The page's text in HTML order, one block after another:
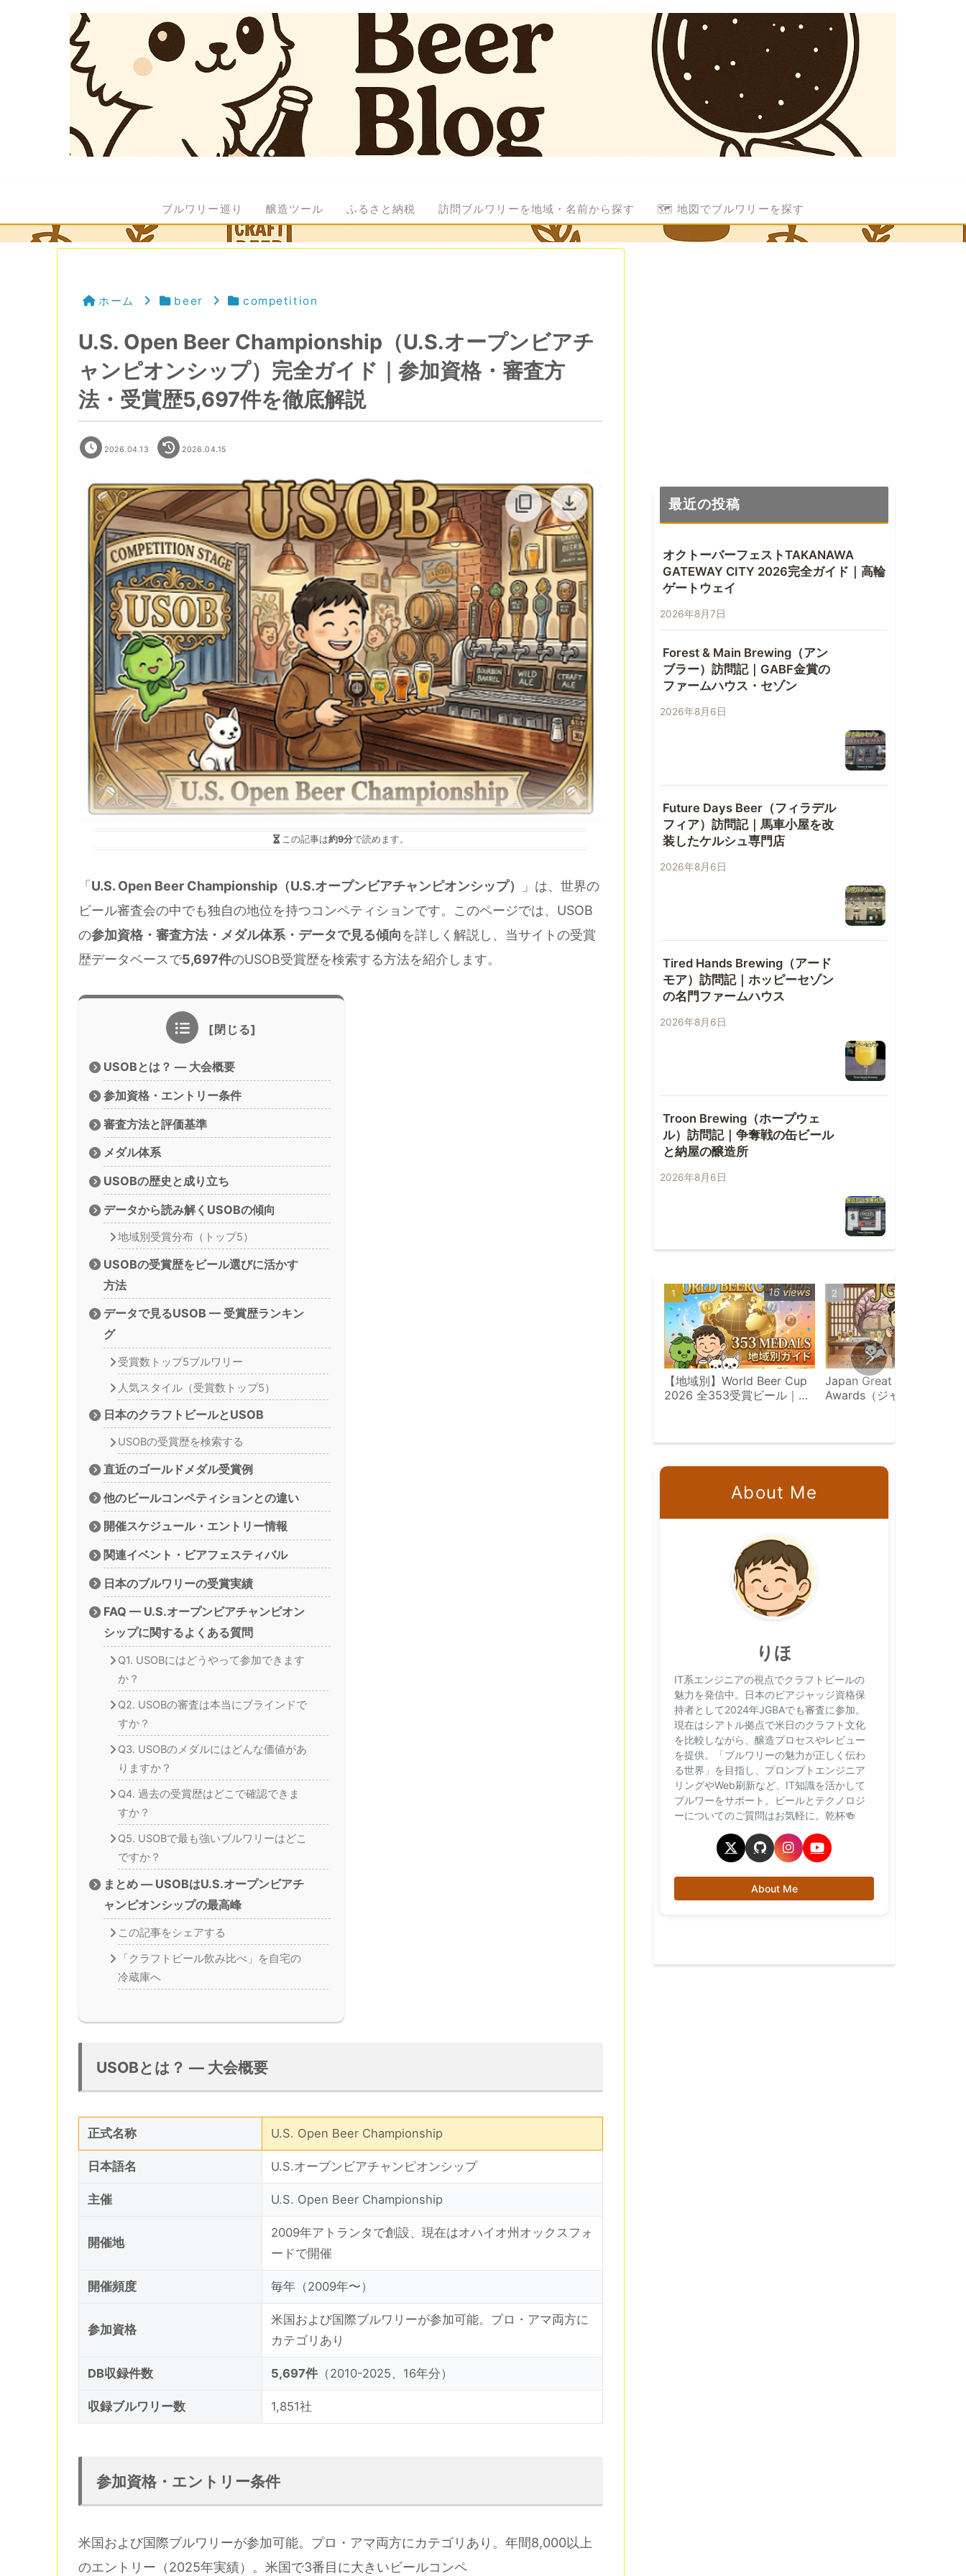
ブルワリー巡り 醸造ツール ふるさと納税 訪問ブルワリーを地域・名前から探す 🗺️ 地図でブルワリーを探す
ホーム beer competition
U.S. Open Beer Championship（U.S.オープンビアチ
ャンピオンシップ）完全ガイド｜参加資格・審査方
法・受賞歴5,697件を徹底解説
2026.04.13 2026.04.15
この記事は約9分で読めます。
「U.S. Open Beer Championship（U.S.オープンビアチャンピオンシップ）
」は、世界の
ビール審査会の中でも独自の地位を持つコンペティションです。このページでは、USOB
の参加資格・審査方法・メダル体系・データで見る傾向を詳しく解説し、当サイトの受賞
歴データベースで5,697件のUSOB受賞歴を検索する方法を紹介します。
USOBとは？ — 大会概要
参加資格・エントリー条件
審査方法と評価基準
メダル体系
USOBの歴史と成り立ち
データから読み解くUSOBの傾向
地域別受賞分布（トップ5）
USOBの受賞歴をビール選びに活かす
方法
データで見るUSOB — 受賞歴ランキン
グ
受賞数トップ5ブルワリー
人気スタイル（受賞数トップ5）
日本のクラフトビールとUSOB
USOBの受賞歴を検索する
直近のゴールドメダル受賞例
他のビールコンペティションとの違い
開催スケジュール・エントリー情報
関連イベント・ビアフェスティバル
日本のブルワリーの受賞実績
FAQ — U.S.オープンビアチャンピオン
シップに関するよくある質問
Q1. USOBにはどうやって参加できます
か？
Q2. USOBの審査は本当にブラインドで
すか？
Q3. USOBのメダルにはどんな価値があ
りますか？
Q4. 過去の受賞歴はどこで確認できま
すか？
Q5. USOBで最も強いブルワリーはどこ
ですか？
まとめ — USOBはU.S.オープンビアチ
ャンピオンシップの最高峰
この記事をシェアする
「クラフトビール飲み比べ」を自宅の
冷蔵庫へ
USOBとは？ — 大会概要
正式名称 U.S. Open Beer Championship
日本語名 U.S.オープンビアチャンピオンシップ
主催 U.S. Open Beer Championship
開催地
2009年アトランタで創設、現在はオハイオ州オックスフォ
ードで開催
開催頻度 毎年（2009年〜）
参加資格
米国および国際ブルワリーが参加可能。プロ・アマ両方に
カテゴリあり
DB収録件数 5,697件 （2010-2025、16年分）
収録ブルワリー数 1,851社
参加資格・エントリー条件
米国および国際ブルワリーが参加可能。プロ・アマ両方にカテゴリあり。年間8,000以上
のエントリー（2025年実績）。米国で3番目に大きいビールコンペ
最近の投稿
オクトーバーフェストTAKANAWA
GATEWAY CITY 2026完全ガイド｜高輪
ゲートウェイ
2026年8月7日
Forest & Main Brewing（アン
ブラー）訪問記｜GABF金賞の
ファームハウス・セゾン
2026年8月6日
Future Days Beer（フィラデル
フィア）訪問記｜馬車小屋を改
装したケルシュ専門店
2026年8月6日
Tired Hands Brewing（アード
モア）訪問記｜ホッピーセゾン
の名門ファームハウス
2026年8月6日
Troon Brewing（ホープウェ
ル）訪問記｜争奪戦の缶ビール
と納屋の醸造所
2026年8月6日
【地域別】World Beer Cup
2026 全353受賞ビール｜日
16 views
Japan Great Beer
Awards（ジャパン・グレ
About Me
りほ
IT系エンジニアの視点でクラフトビールの
魅力を発信中。日本のビアジャッジ資格保
持者として2024年JGBAでも審査に参加。
現在はシアトル拠点で米日のクラフト文化
を比較しながら、醸造プロセスやレビュー
を提供。「ブルワリーの魅力が正しく伝わ
る世界」を目指し、プロンプトエンジニア
リングやWeb刷新など、IT知識を活かして
ブルワーをサポート。ビールとテクノロジ
ーについてのご質問はお気軽に。乾杯🍻
About Me